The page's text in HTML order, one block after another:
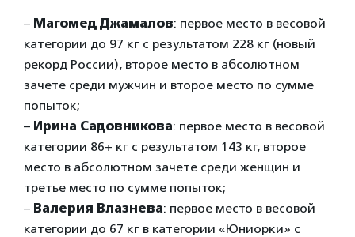
– Магомед Джамалов: первое место в весовой
категории до 97 кг с результатом 228 кг (новый
рекорд России), второе место в абсолютном
зачете среди мужчин и второе место по сумме
попыток;
– Ирина Садовникова: первое место в весовой
категории 86+ кг с результатом 143 кг, второе
место в абсолютном зачете среди женщин и
третье место по сумме попыток;
– Валерия Влазнева: первое место в весовой
категории до 67 кг в категории «Юниорки» с